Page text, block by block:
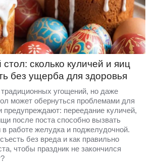
сколько куличей и яиц
без ущерба для здоровья
угощений, но даже
может обернуться проблемами для
предупреждают: переедание куличей,
после поста способно вызвать
работе желудка и поджелудочной.
без вреда и как правильно
чтобы праздник не закончился